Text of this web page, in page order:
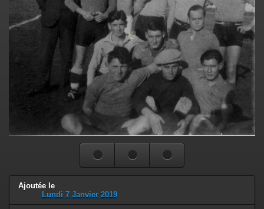
Ajoutée le
Lundi 7 Janvier 2019